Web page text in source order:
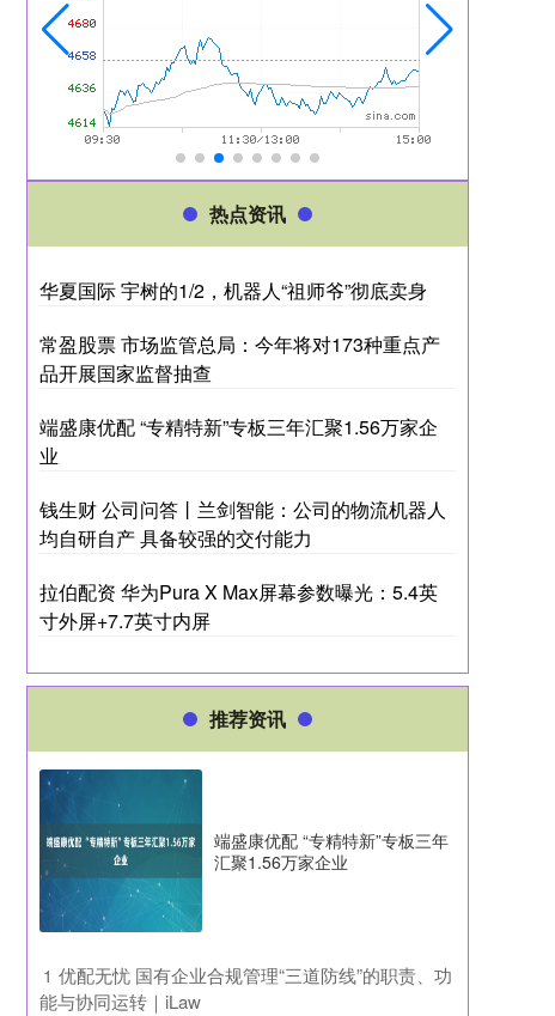
热点资讯
华夏国际 宇树的1/2，机器人“祖师爷”彻底卖身
常盈股票 市场监管总局：今年将对173种重点产
品开展国家监督抽查
端盛康优配 “专精特新”专板三年汇聚1.56万家企
业
钱生财 公司问答丨兰剑智能：公司的物流机器人
均自研自产 具备较强的交付能力
拉伯配资 华为Pura X Max屏幕参数曝光：5.4英
寸外屏+7.7英寸内屏
推荐资讯
端盛康优配 “专精特新”专板三年
汇聚1.56万家企业
1 ​优配无忧 国有企业合规管理“三道防线”的职责、功
能与协同运转｜iLaw